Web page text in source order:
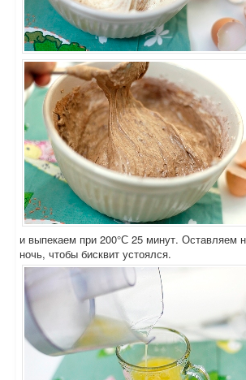
и выпекаем при 200°С 25 минут. Оставляем
ночь, чтобы бисквит устоялся.